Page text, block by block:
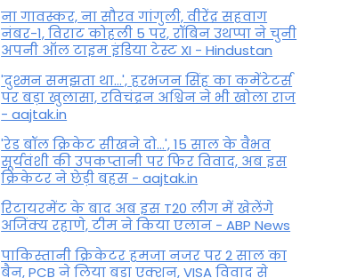
ना गावस्कर, ना सौरव गांगुली, वीरेंद्र सहवाग
नंबर-1, विराट कोहली 5 पर, रॉबिन उथप्पा ने चुनी
अपनी ऑल टाइम इंडिया टेस्ट XI - Hindustan
'दुश्मन समझता था...', हरभजन सिंह का कमेंटेटर्स
पर बड़ा खुलासा, रव‍िचंद्रन अश्विन ने भी खोला राज
- aajtak.in
'रेड बॉल क्रिकेट सीखने दो...', 15 साल के वैभव
सूर्यवंशी की उपकप्तानी पर फ‍िर व‍िवाद, अब इस
क्रिकेटर ने छेड़ी बहस - aajtak.in
रिटायरमेंट के बाद अब इस T20 लीग में खेलेंगे
अजिंक्य रहाणे, टीम ने किया एलान - ABP News
पाकिस्तानी क्रिकेटर हमजा नजर पर 2 साल का
बैन, PCB ने ल‍िया बड़ा एक्शन, VISA व‍िवाद से